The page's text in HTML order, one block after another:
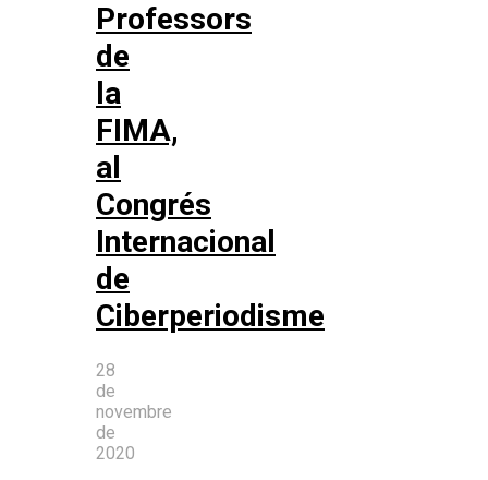
Professors
de
la
FIMA,
al
Congrés
Internacional
de
Ciberperiodisme
28
de
novembre
de
2020